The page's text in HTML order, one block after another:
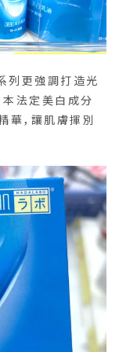
列更強調打造光
本法定美白成分
華，讓肌膚揮別